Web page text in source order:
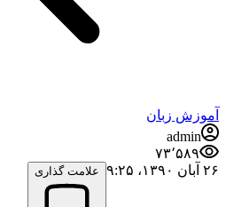
آموزش زبان
admin
۷۳٬۵۸۹
۲۶ آبان ۱۳۹۰،‏ ۹:۲۵
علامت گذاری